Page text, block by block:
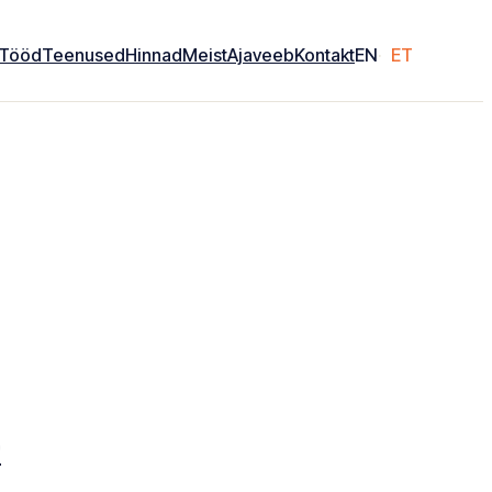
TöödTeenusedHinnadMeistAjaveebKontaktEN ET